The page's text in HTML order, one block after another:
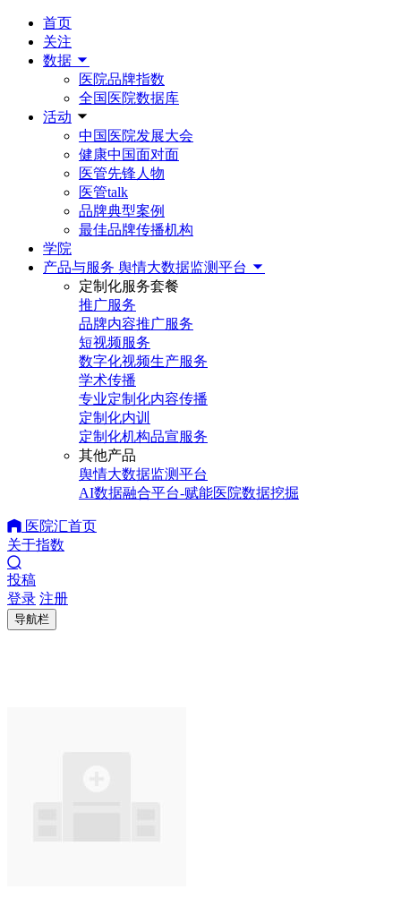
首页
关注
数据
医院品牌指数
全国医院数据库
活动
中国医院发展大会
健康中国面对面
医管先锋人物
医管talk
品牌典型案例
最佳品牌传播机构
学院
产品与服务 舆情大数据监测平台
定制化服务套餐
推广服务
品牌内容推广服务
短视频服务
数字化视频生产服务
学术传播
专业定制化内容传播
定制化内训
定制化机构品宣服务
其他产品
舆情大数据监测平台
AI数据融合平台-赋能医院数据挖掘
医院汇首页
关于指数
投稿
登录 注册
导航栏